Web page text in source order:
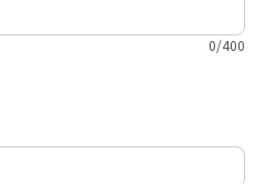
0/400